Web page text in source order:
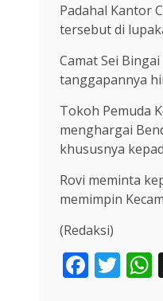
Padahal Kantor
tersebut di
Camat Sei
tanggapannya
Tokoh Pemuda
menghargai
khususnya
Rovi meminta
memimpin
(Redaksi)